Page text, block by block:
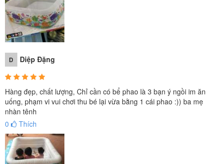
D Diệp Đặng
Hàng đẹp, chất lượng, Chỉ cần có bể phao là 3 bạn ý ngồi im ăn
uống, phạm vi vui chơi thu bé lại vừa bằng 1 cái phao :)) ba mẹ
nhàn tênh
0
Thích